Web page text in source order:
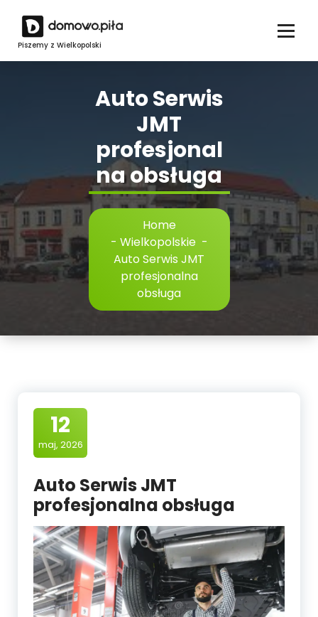
content
Piszemy z Wielkopolski
Auto Serwis
JMT
profesjonal
na obsługa
Home
- Wielkopolskie-
Auto Serwis JMT
profesjonalna
obsługa
12
maj, 2026
Auto Serwis JMT
profesjonalna obsługa